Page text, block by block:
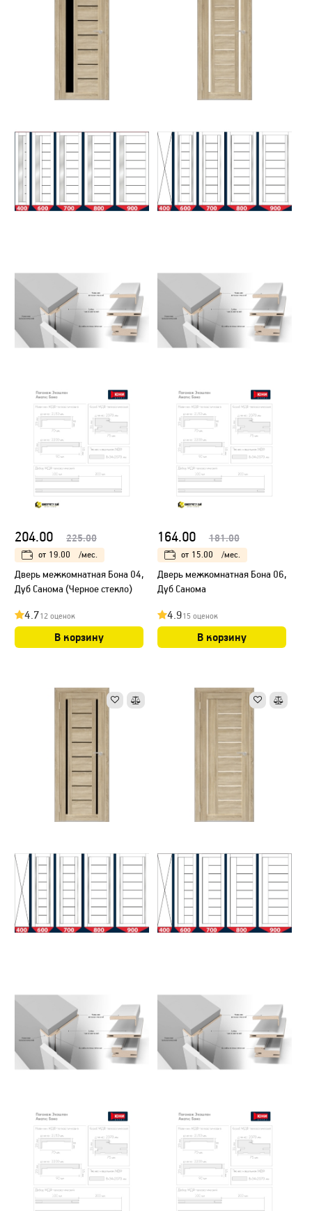
204.00 225.00
от 19.00 /мес.
Дверь межкомнатная Бона 04,
Дуб Санома (Черное стекло)
4.712 оценок
В корзину
164.00 181.00
от 15.00 /мес.
Дверь межкомнатная Бона 06,
Дуб Санома
4.915 оценок
В корзину